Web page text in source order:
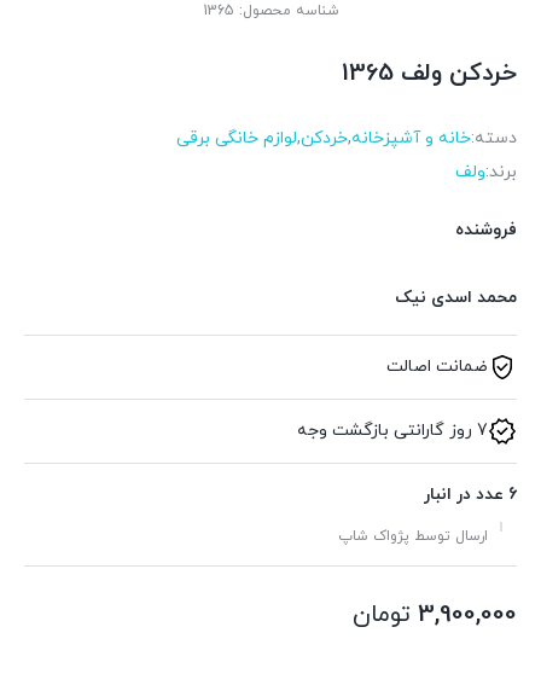
شناسه محصول: 1365
خردکن ولف 1365
دسته:خانه و آشپزخانه,خردکن,لوازم خانگی برقی
برند:ولف
فروشنده
محمد اسدی نیک
ضمانت اصالت
7 روز گارانتی بازگشت وجه
6 عدد در انبار
ارسال توسط پژواک شاپ
3,900,000 تومان